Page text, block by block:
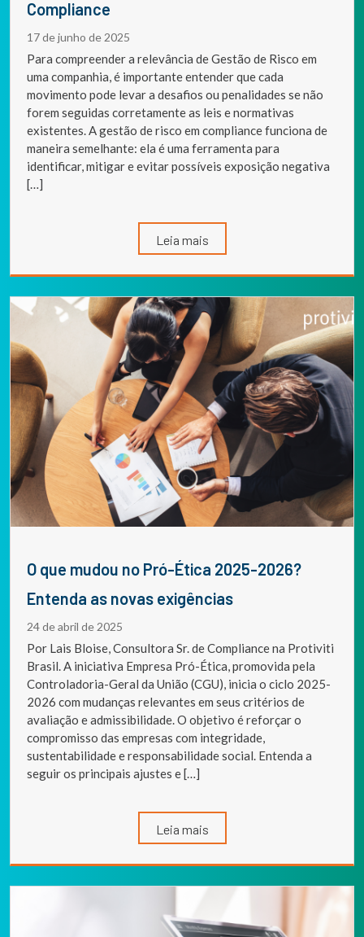
Compliance
17 de junho de 2025
Para compreender a relevância de Gestão de Risco em
uma companhia, é importante entender que cada
movimento pode levar a desafios ou penalidades se não
forem seguidas corretamente as leis e normativas
existentes. A gestão de risco em compliance funciona de
maneira semelhante: ela é uma ferramenta para
identificar, mitigar e evitar possíveis exposição negativa
[…]
Leia mais
O que mudou no Pró-Ética 2025-2026?
Entenda as novas exigências
24 de abril de 2025
Por Lais Bloise, Consultora Sr. de Compliance na Protiviti
Brasil. A iniciativa Empresa Pró-Ética, promovida pela
Controladoria-Geral da União (CGU), inicia o ciclo 2025-
2026 com mudanças relevantes em seus critérios de
avaliação e admissibilidade. O objetivo é reforçar o
compromisso das empresas com integridade,
sustentabilidade e responsabilidade social. Entenda a
seguir os principais ajustes e […]
Leia mais